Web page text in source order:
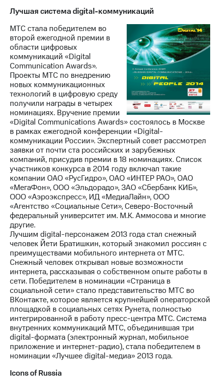
Лучшая система digital-коммуникаций
МТС стала победителем во
второй ежегодной премии в
области цифровых
коммуникаций «Digital
Communication Awards».
Проекты МТС по внедрению
новых коммуникационных
технологий в цифровую среду
получили награды в четырех
номинациях. Вручение премии
«Digital Communications Awards» состоялось в Москве
в рамках ежегодной конференции «Digital-
коммуникации России». Экспертный совет рассмотрел
заявки от почти ста российских и зарубежных
компаний, присудив премии в 18 номинациях. Список
участников конкурса в 2014 году включал такие
компании ОАО «РусГидро», ОАО «ИНТЕР РАО», ОАО
«МегаФон», ООО «Эльдорадо», ЗАО «Сбербанк КИБ»,
ООО «Аэроэкспресс», ИД «МедиаЛайн», ООО
«Агентство «Социальные Сети», Северо-Восточный
федеральный университет им. М.К. Аммосова и многие
другие.
Лучшим digital-персонажем 2013 года стал снежный
человек Йети Братишкин, который знакомил россиян с
преимуществами мобильного интернета от МТС.
Снежный человек открывал новые возможности
интернета, рассказывая о собственном опыте работы в
сети. Победителем в номинации «Страница в
социальной сети» стало представительство МТС во
ВКонтакте, которое является крупнейшей операторской
площадкой в социальных сетях Рунета, полностью
интегрированной в работу пресс-центра МТС. Система
внутренних коммуникаций МТС, объединившая три
digital-формата (электронный журнал, мобильное
приложение и интернет-радио), стала победителем в
номинации «Лучшее digital-медиа» 2013 года.
Icons of Russia